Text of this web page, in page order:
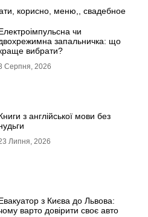
корисно меню, свадебное
чи
запальничка: що
вибрати?
Серпня, 2026
з англійської мови без
Липня, 2026
з Києва до Львова:
варто довірити своє авто